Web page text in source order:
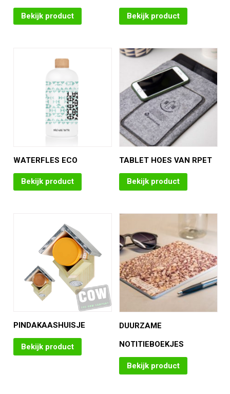
Bekijk product Bekijk product
WATERFLES ECO
Bekijk product
TABLET HOES VAN RPET
Bekijk product
PINDAKAASHUISJE
Bekijk product
DUURZAME
NOTITIEBOEKJES
Bekijk product